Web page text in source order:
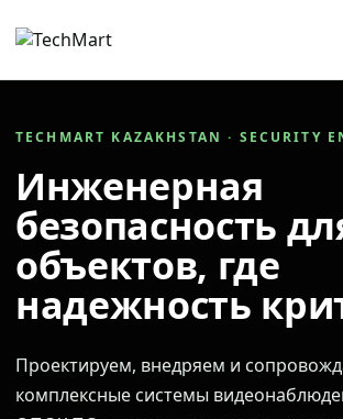
TECHMART KAZAKHSTAN · SECURITY
Инженерная
безопасность
объектов, где
надежность
Проектируем, внедряем и
комплексные системы